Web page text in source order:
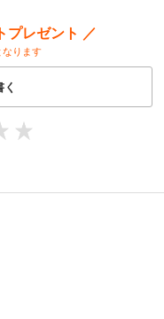
プレゼント ／
ります